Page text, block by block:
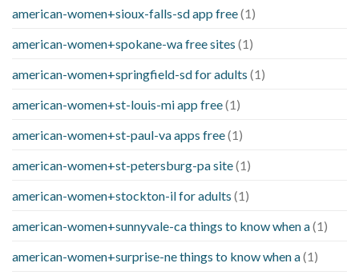
american-women+sioux-falls-sd app free(1)
american-women+spokane-wa free sites (1)
american-women+springfield-sd for adults (1)
american-women+st-louis-mi app free(1)
american-women+st-paul-va apps free(1)
american-women+st-petersburg-pa site(1)
american-women+stockton-il for adults (1)
american-women+sunnyvale-ca things to know when a(1)
american-women+surprise-ne things to know when a(1)